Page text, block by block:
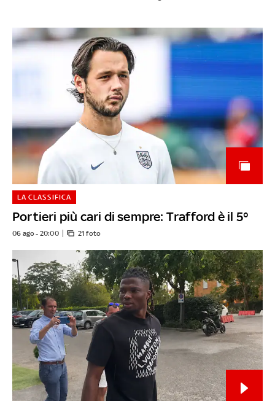
Portieri più cari di sempre: Trafford è il 5°
LA CLASSIFICA
06 ago - 20:00 21 foto